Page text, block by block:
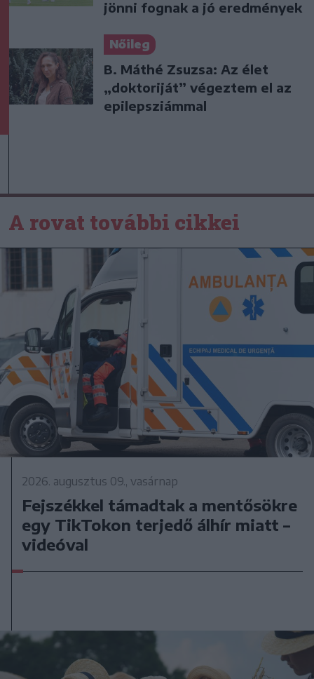
jönni fognak a jó eredmények
Nőileg
B. Máthé Zsuzsa: Az élet
„doktoriját” végeztem el az
epilepsziámmal
A rovat további cikkei
2026. augusztus 09., vasárnap
Fejszékkel támadtak a mentősökre
egy TikTokon terjedő álhír miatt –
videóval